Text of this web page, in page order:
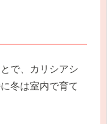
で、カリシアシ
冬は室内で育て